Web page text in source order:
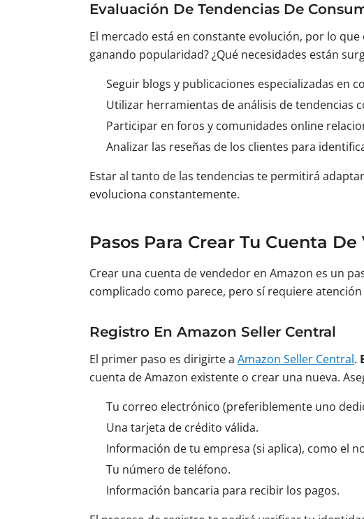
Evaluación De Tendencias De
El mercado está en constante evolución, por lo
ganando popularidad? ¿Qué necesidades están
Seguir blogs y publicaciones especializadas en
Utilizar herramientas de análisis de tendencias
Participar en foros y comunidades online
Analizar las reseñas de los clientes para
Estar al tanto de las tendencias te permitirá
evoluciona constantemente.
Pasos Para Crear Tu Cuenta
Crear una cuenta de vendedor en Amazon es un
complicado como parece, pero sí requiere
Registro En Amazon Seller Central
El primer paso es dirigirte a Amazon Seller Central.
cuenta de Amazon existente o crear una nueva.
Tu correo electrónico (preferiblemente uno
Una tarjeta de crédito válida.
Información de tu empresa (si aplica), como el
Tu número de teléfono.
Información bancaria para recibir los pagos.